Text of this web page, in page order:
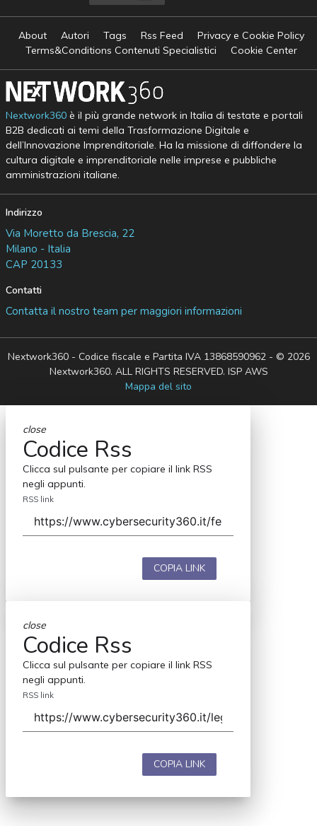
About Autori Tags Rss Feed
Privacy e Cookie Policy
Terms&Conditions Contenuti Specialistici
Cookie Center
Nextwork360è il più grande network in Italia di testate e portali
B2B dedicati ai temi della Trasformazione Digitale e
dell’Innovazione Imprenditoriale. Ha la missione di diffondere la
cultura digitale e imprenditoriale nelle imprese e pubbliche
amministrazioni italiane.
Indirizzo
Via Moretto da Brescia, 22
Milano - Italia
CAP 20133
Contatti
Contatta il nostro team per maggiori informazioni
Nextwork360 - Codice fiscale e Partita IVA 13868590962 - © 2026
Nextwork360. ALL RIGHTS RESERVED. ISP AWS
Mappa del sito
close
Codice Rss
Clicca sul pulsante per copiare il link RSS
negli appunti.
RSS link
COPIA LINK
close
Codice Rss
Clicca sul pulsante per copiare il link RSS
negli appunti.
RSS link
COPIA LINK